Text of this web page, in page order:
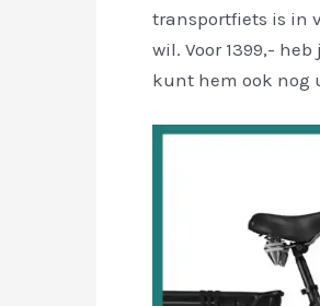
transportfiets is in
wil. Voor 1399,-
kunt hem ook nog